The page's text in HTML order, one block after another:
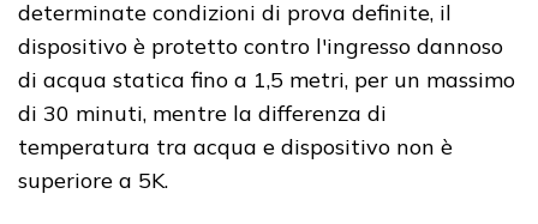
determinate condizioni di prova definite, il
dispositivo è protetto contro l'ingresso dannoso
di acqua statica fino a 1,5 metri, per un massimo
di 30 minuti, mentre la differenza di
temperatura tra acqua e dispositivo non è
superiore a 5K.